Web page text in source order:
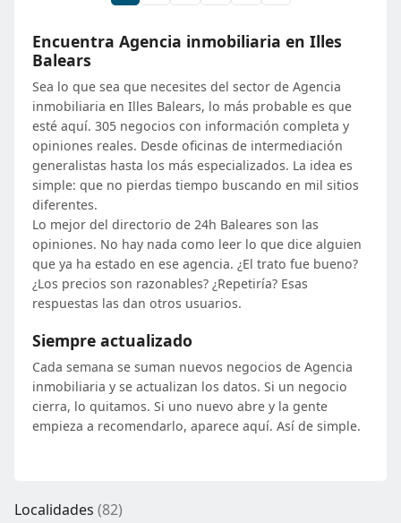
Encuentra Agencia inmobiliaria en Illes
Balears
Sea lo que sea que necesites del sector de Agencia
inmobiliaria en Illes Balears, lo más probable es que
esté aquí. 305 negocios con información completa y
opiniones reales. Desde oficinas de intermediación
generalistas hasta los más especializados. La idea es
simple: que no pierdas tiempo buscando en mil sitios
diferentes.
Lo mejor del directorio de 24h Baleares son las
opiniones. No hay nada como leer lo que dice alguien
que ya ha estado en ese agencia. ¿El trato fue bueno?
¿Los precios son razonables? ¿Repetiría? Esas
respuestas las dan otros usuarios.
Siempre actualizado
Cada semana se suman nuevos negocios de Agencia
inmobiliaria y se actualizan los datos. Si un negocio
cierra, lo quitamos. Si uno nuevo abre y la gente
empieza a recomendarlo, aparece aquí. Así de simple.
Localidades (82)